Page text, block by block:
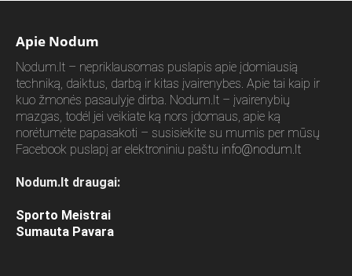
Apie Nodum
Nodum.lt – nepriklausomas puslapis apie įdomiausią
techniką, daiktus, darbą ir kitas įvairenybes. Apie tai kaip ir
kuo žmonės pasaulyje dirba. Nodum.lt – įvairenybių
mazgas, todėl jei veikiate ką nors įdomaus, apie ką
norėtumėte papasakoti – susisiekite su mumis per mūsų
Facebook puslapį ar elektroniniu paštu info@nodum.lt
Nodum.lt draugai:
Sporto Meistrai
Sumauta Pavara